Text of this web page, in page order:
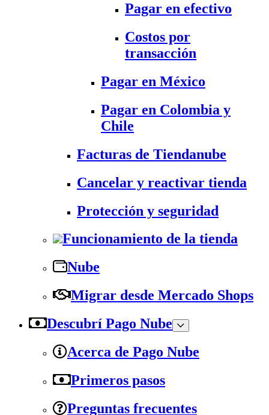
Pagar en efectivo
Costos por
transacción
Pagar en México
Pagar en Colombia y
Chile
Facturas de Tiendanube
Cancelar y reactivar tienda
Protección y seguridad
Funcionamiento de la tienda
Nube
Migrar desde Mercado Shops
Descubrí Pago Nube
Acerca de Pago Nube
Primeros pasos
Preguntas frecuentes